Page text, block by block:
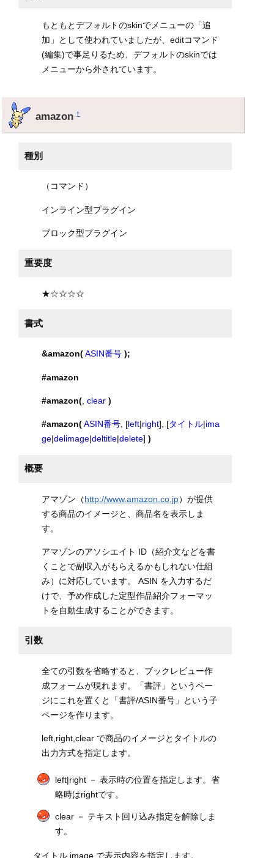
もともとデフォルトのskinでメニューの「追
加」として使われていましたが、editコマンド
(編集)で事足りるため、デフォルトのskinでは
メニューから外されています。
amazon†
種別
（コマンド）
インライン型プラグイン
ブロック型プラグイン
重要度
★☆☆☆☆
書式
&amazon( ASIN番号 );
#amazon
#amazon( ,clear )
#amazon( ASIN番号 , [left|right], [タイトル|ima
ge|delimage|deltitle|delete])
概要
アマゾン（http://www.amazon.co.jp）が提供
する商品のイメージと、商品名を表示しま
す。
アマゾンのアソシエイト ID（紹介文などを書
くことで副収入がもらえるかもしれない仕組
み）に対応しています。 ASIN を入力するだ
けで、予め作成した定型作品紹介フォーマッ
トを自動生成することができます。
引数
全ての引数を省略すると、ブックレビュー作
成フォームが現れます。「書評」というペー
ジにこれを置くと「書評/ASIN番号」という子
ページを作ります。
left,right,clear で商品のイメージとタイトルの
出力方式を指定します。
left|right － 表示時の位置を指定します。省
略時はrightです。
clear － テキスト回り込み指定を解除しま
す。
タイトル,image で表示内容を指定します。